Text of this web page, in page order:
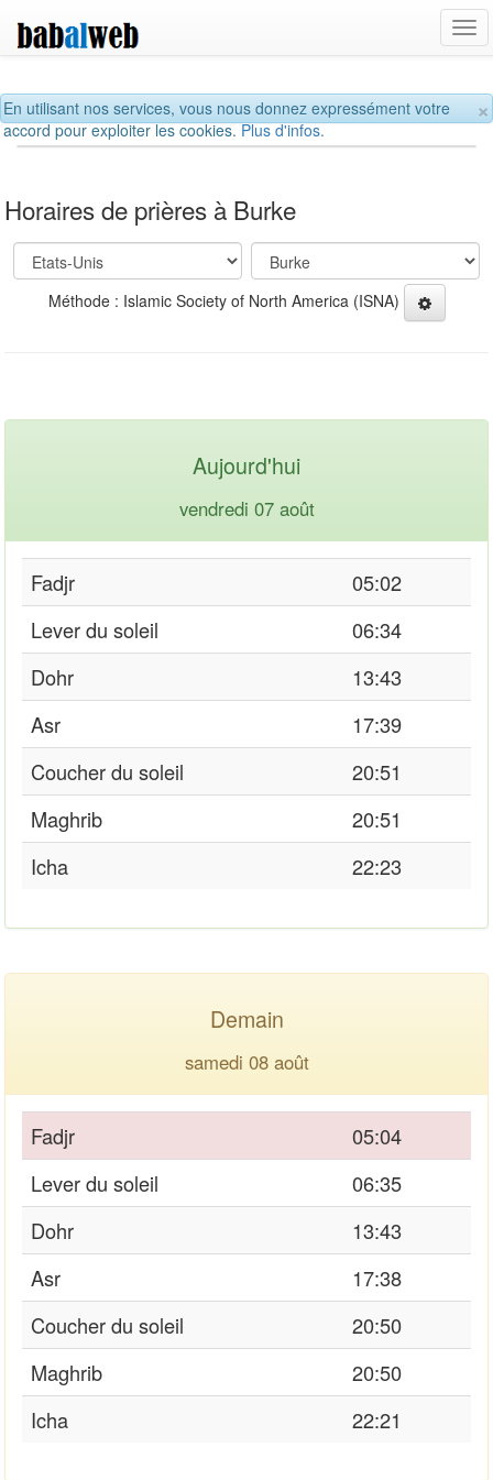
×
En utilisant nos services, vous nous donnez expressément votre
accord pour exploiter les cookies.Plus d'infos.
Horaires de prières à Burke
Méthode : Islamic Society of North America (ISNA)
Aujourd'hui
vendredi 07 août
Fadjr
05:02
Lever du soleil
06:34
Dohr
13:43
Asr
17:39
Coucher du soleil
20:51
Maghrib
20:51
Icha
22:23
Demain
samedi 08 août
Fadjr
05:04
Lever du soleil
06:35
Dohr
13:43
Asr
17:38
Coucher du soleil
20:50
Maghrib
20:50
Icha
22:21